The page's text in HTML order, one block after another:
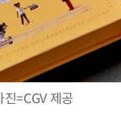
진=CGV 제공